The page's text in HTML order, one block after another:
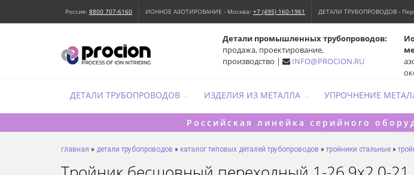
Россия: 8800 707-6160 ИОННОЕ АЗОТИРОВАНИЕ - Москва: +7 (495) 160-1961 ДЕТАЛИ ТРУБОПРОВОДОВ -
Детали промышленных трубопроводов:
продажа, проектирование,
производство |
INFO@PROCION.RU
ДЕТАЛИ ТРУБОПРОВОДОВ ИЗДЕЛИЯ ИЗ МЕТАЛЛА УПРОЧНЕНИЕ
Российская линейка серийного
главная » детали трубопроводов » каталог типовых деталей трубопроводов » тройники стальные »